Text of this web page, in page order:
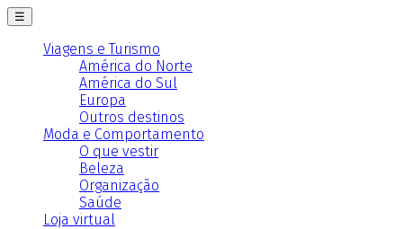
☰
Viagens e Turismo
América do Norte
América do Sul
Europa
Outros destinos
Moda e Comportamento
O que vestir
Beleza
Organização
Saúde
Loja virtual